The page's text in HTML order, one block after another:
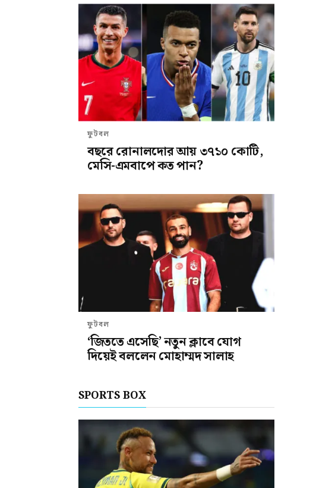
ফুটবল
বছরে রোনালদোর আয় ৩৭১০ কোটি,
মেসি-এমবাপে কত পান?
ফুটবল
‘জিততে এসেছি’ নতুন ক্লাবে যোগ
দিয়েই বললেন মোহাম্মদ সালাহ
SPORTS BOX